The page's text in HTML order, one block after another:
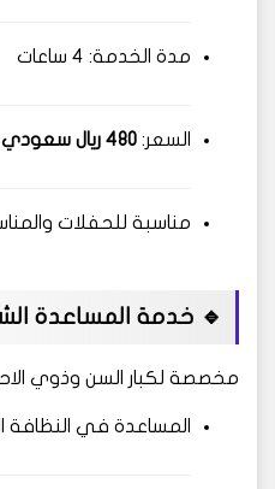
مدة الخدمة: 4 ساعات
السعر: 480 ريال سعودي
مناسبة للحفلات
🔹 خدمة المساعدة
مخصصة لكبار السن وذوي
المساعدة في النظافة